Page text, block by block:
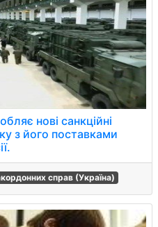
нові санкційні
з його поставками
справ (Україна)